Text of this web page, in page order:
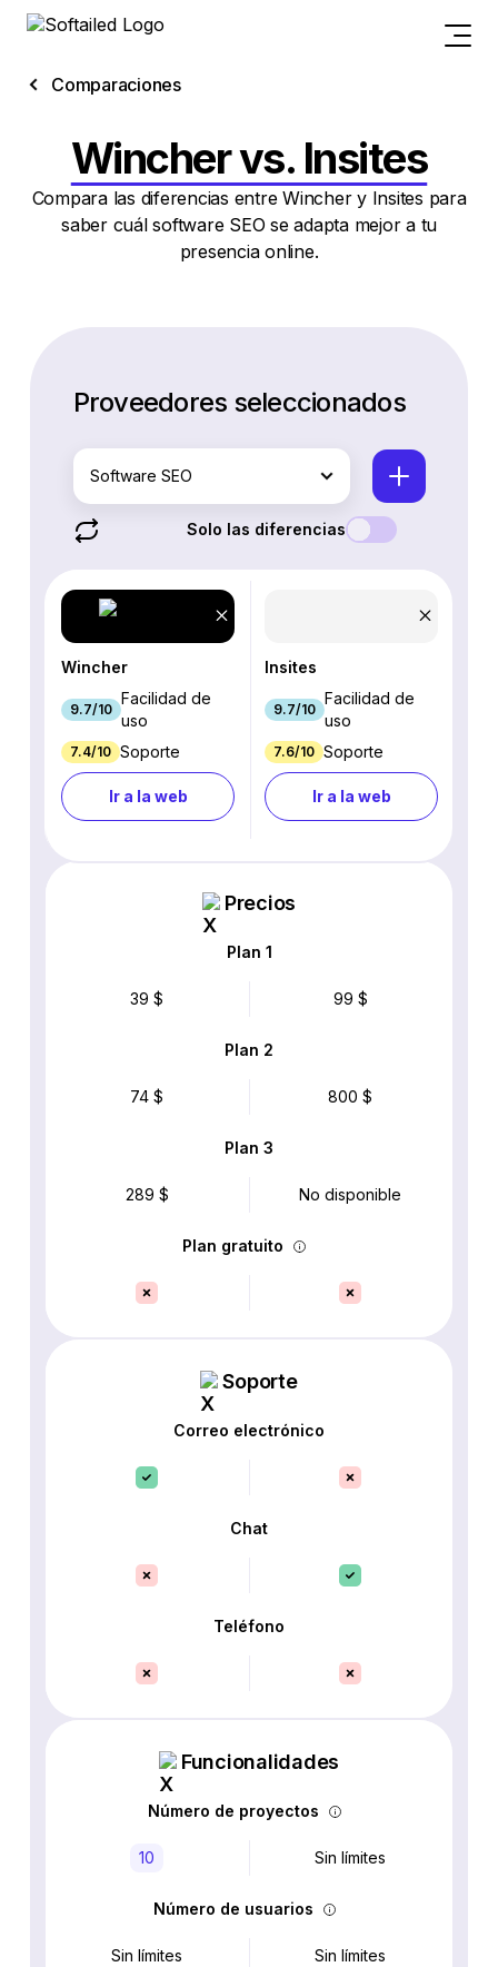
Comparaciones
Wincher vs. Insites
Compara las diferencias entre Wincher y Insites para
saber cuál software SEO se adapta mejor a tu
presencia online.
Proveedores seleccionados
Software SEO
Solo las diferencias
Wincher
9.7/10
Facilidad de
uso
7.4/10 Soporte
Ir a la web
Insites
9.7/10
Facilidad de
uso
7.6/10 Soporte
Ir a la web
Precios
Plan 1
39 $ 99 $
Plan 2
74 $ 800 $
Plan 3
289 $ No disponible
Plan gratuito
Soporte
Correo electrónico
Chat
Teléfono
Funcionalidades
Número de proyectos
10 Sin límites
Número de usuarios
Sin límites Sin límites